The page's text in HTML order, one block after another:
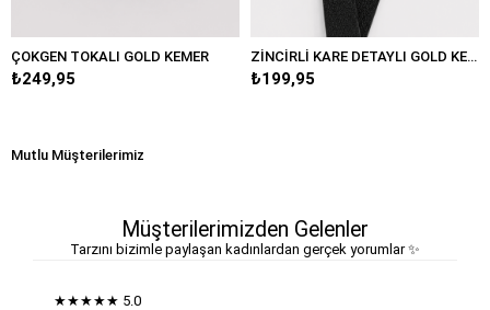
GOLD KEMER ZİNCİRLİ KARE DETAYLI GOLD KEMER MM TOKALI
Mutlu Müşterilerimiz
Müşterilerimizden Gelenler
Tarzını bizimle paylaşan kadınlardan gerçek yorumlar ✨
★★★★★ 5.0